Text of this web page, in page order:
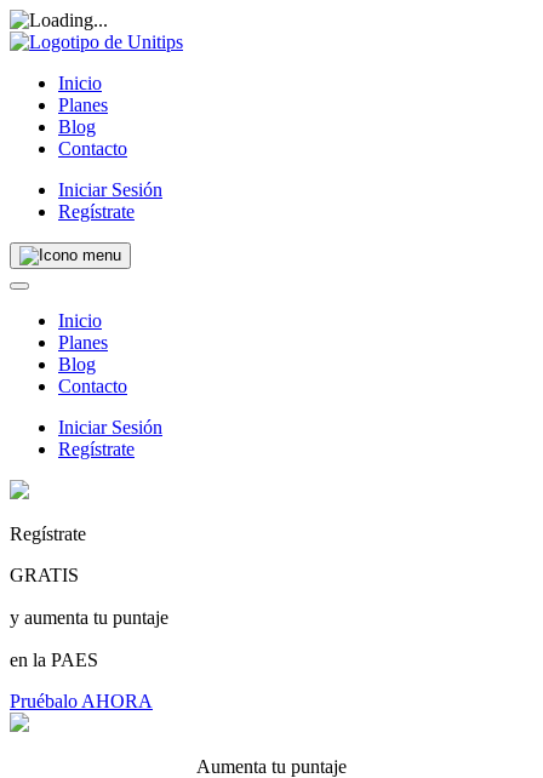
Inicio
Planes
Blog
Contacto
Iniciar Sesión
Regístrate
Inicio
Planes
Blog
Contacto
Iniciar Sesión
Regístrate
Regístrate
GRATIS
y aumenta tu puntaje
en la PAES
Pruébalo AHORA
Aumenta tu puntaje